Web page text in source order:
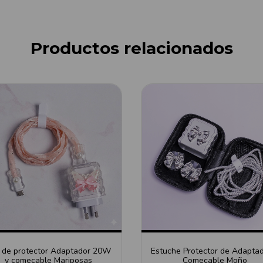
Productos relacionados
protector Adaptador 20W
y comecable Mariposas
Estuche Protector de
Comecable Moño